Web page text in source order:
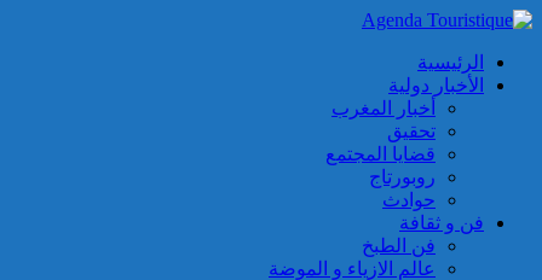
الرئيسية
الأخبار دولية
أخبار المغرب
تحقيق
قضايا المجتمع
روبورتاج
حوادث
فن و ثقافة
فن الطبخ
عالم الازياء و الموضة